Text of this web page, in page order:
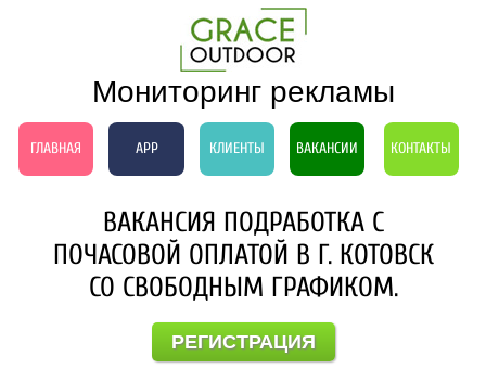
Мониторинг рекламы
ГЛАВНАЯ APP КЛИЕНТЫ ВАКАНСИИ КОНТАКТЫ
ВАКАНСИЯ ПОДРАБОТКА С
ПОЧАСОВОЙ ОПЛАТОЙ В Г. КОТОВСК
СО СВОБОДНЫМ ГРАФИКОМ.
РЕГИСТРАЦИЯ